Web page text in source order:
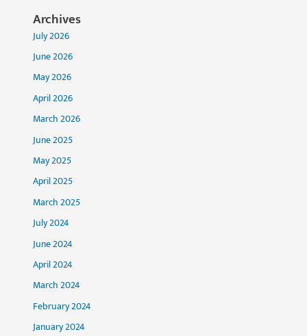
Archives
July 2026
June 2026
May 2026
April 2026
March 2026
June 2025
May 2025
April 2025
March 2025
July 2024
June 2024
April 2024
March 2024
February 2024
January 2024